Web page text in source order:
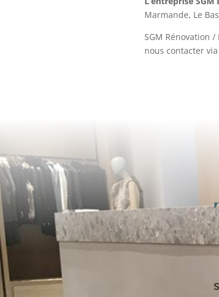
Marmande, Le
SGM Rénovation
nous contacter